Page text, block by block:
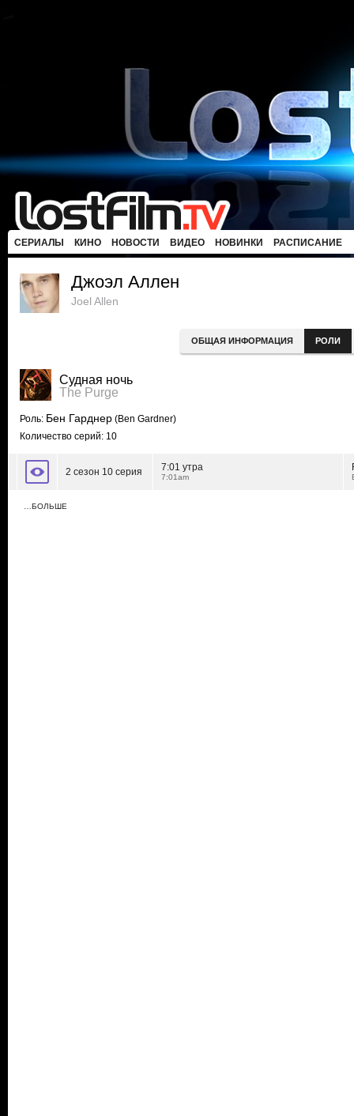
СЕРИАЛЫ КИНО НОВОСТИ ВИДЕО НОВИНКИ РАСПИСАНИЕ
Джоэл Аллен
Joel Allen
ОБЩАЯ ИНФОРМАЦИЯ РОЛИ
Судная ночь
The Purge
Роль: Бен Гарднер (Ben Gardner)
Количество серий: 10
2 сезон 10 серия 7:01 утра
7:01am
…БОЛЬШЕ